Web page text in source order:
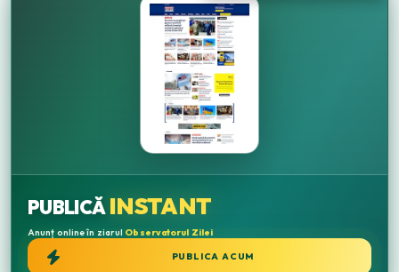
PUBLICĂINSTANT
Anunț online în ziarul Observatorul Zilei
PUBLICA ACUM